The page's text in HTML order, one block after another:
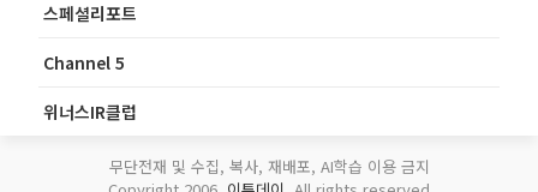
스페셜리포트
Channel 5
위너스IR클럽
무단전재 및 수집, 복사, 재배포, AI학습 이용 금지